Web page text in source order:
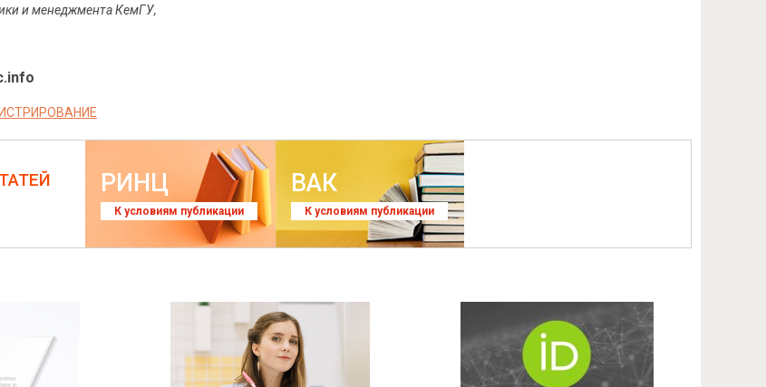
и менеджмента КемГУ,
РИНЦ
К условиям публикации
ВАК
К условиям публикации